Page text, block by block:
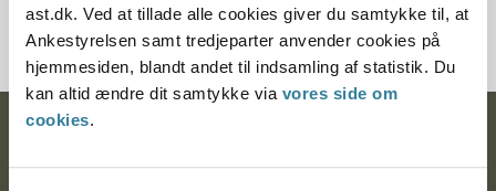
ast.dk. Ved at tillade alle cookies giver du samtykke til, at
Ankestyrelsen samt tredjeparter anvender cookies på
hjemmesiden, blandt andet til indsamling af statistik. Du
kan altid ændre dit samtykke via vores side om
cookies.
7100010-02